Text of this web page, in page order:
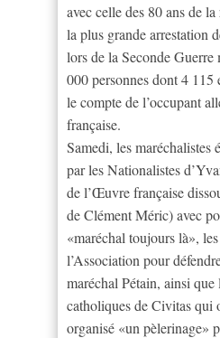
avec celle des 80 ans de
la plus grande arrestation
lors de la Seconde
000 personnes dont 4 115
le compte de l’occupant
française.
Samedi, les maréchalistes
par les Nationalistes
de l’Œuvre française
de Clément Méric) avec
«maréchal toujours là»,
l’Association pour
maréchal Pétain, ainsi
catholiques de Civitas qui
organisé «un pèlerinage»